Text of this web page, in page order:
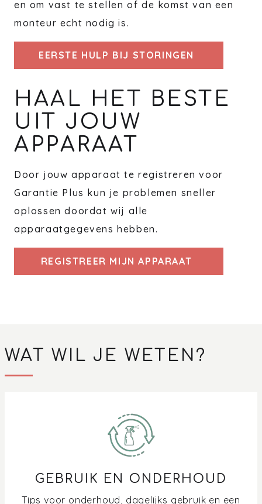
en om vast te stellen of de komst van een
monteur echt nodig is.
EERSTE HULP BIJ STORINGEN
HAAL HET BESTE
UIT JOUW
APPARAAT
Door jouw apparaat te registreren voor
Garantie Plus kun je problemen sneller
oplossen doordat wij alle
apparaatgegevens hebben.
REGISTREER MIJN APPARAAT
WAT WIL JE WETEN?
GEBRUIK EN ONDERHOUD
Tips voor onderhoud, dagelijks gebruik en een